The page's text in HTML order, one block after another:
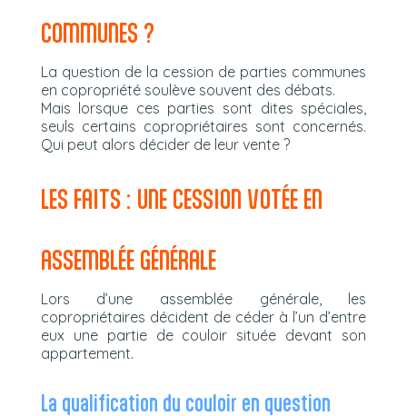
COMMUNES ?
La question de la cession de parties communes
en copropriété soulève souvent des débats.
Mais lorsque ces parties sont dites spéciales,
seuls certains copropriétaires sont concernés.
Qui peut alors décider de leur vente ?
LES FAITS : UNE CESSION VOTÉE EN
ASSEMBLÉE GÉNÉRALE
Lors d’une assemblée générale, les
copropriétaires décident de céder à l’un d’entre
eux une partie de couloir située devant son
appartement.
La qualification du couloir en question